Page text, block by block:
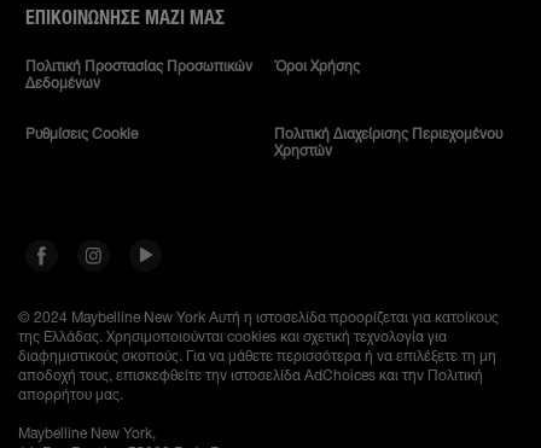
ΕΠΙΚΟΙΝΏΝΗΣΕ ΜΑΖΊ ΜΑΣ
Πολιτική Προστασίας Προσωπικών
Δεδομένων
Όροι Χρήσης
Ρυθμίσεις Cookie
Πολιτική Διαχείρισης Περιεχομένου
Χρηστών
© 2024 Maybelline New York Αυτή η ιστοσελίδα προορίζεται για κατοίκους
της Ελλάδας. Χρησιμοποιούνται cookies και σχετική τεχνολογία για
διαφημιστικούς σκοπούς. Για να μάθετε περισσότερα ή να επιλέξετε τη μη
αποδοχή τους, επισκεφθείτε την ιστοσελίδα AdChoices και την Πολιτική
απορρήτου μας.
Maybelline New York,